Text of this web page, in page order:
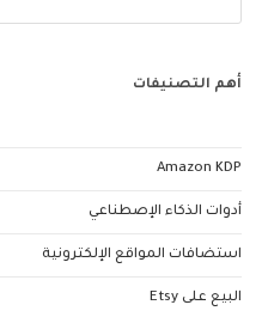
أهم التصنيفات
Amazon KDP
أدوات الذكاء الإصطناعي
استضافات المواقع الإلكترونية
البيع على Etsy